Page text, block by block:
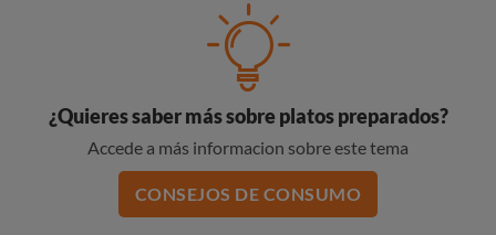
¿Quieres saber más sobre platos preparados?
Accede a más informacion sobre este tema
CONSEJOS DE CONSUMO